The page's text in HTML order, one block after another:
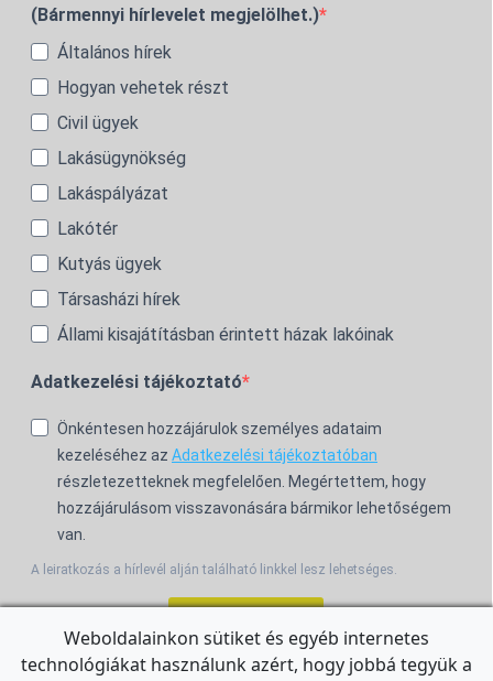
(Bármennyi hírlevelet megjelölhet.)
Általános hírek
Hogyan vehetek részt
Civil ügyek
Lakásügynökség
Lakáspályázat
Lakótér
Kutyás ügyek
Társasházi hírek
Állami kisajátításban érintett házak lakóinak
Adatkezelési tájékoztató
Önkéntesen hozzájárulok személyes adataim
kezeléséhez az Adatkezelési tájékoztatóban
részletezetteknek megfelelően. Megértettem, hogy
hozzájárulásom visszavonására bármikor lehetőségem
van.
A leiratkozás a hírlevél alján található linkkel lesz lehetséges.
Weboldalainkon sütiket és egyéb internetes
technológiákat használunk azért, hogy jobbá tegyük a